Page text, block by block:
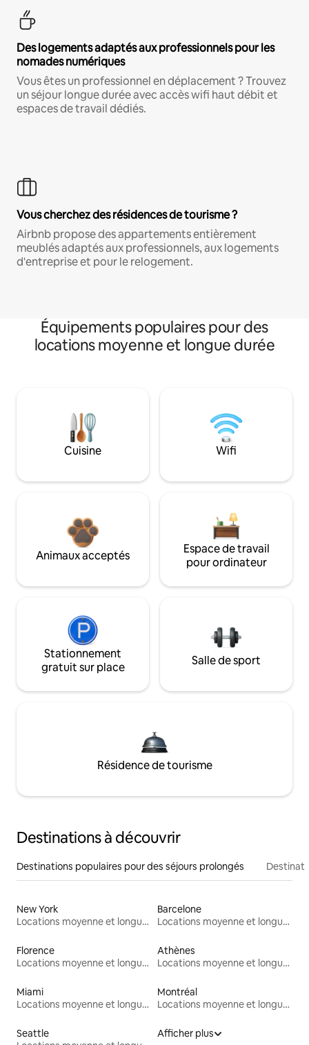
Des logements adaptés aux professionnels pour les
nomades numériques
Vous êtes un professionnel en déplacement ? Trouvez
un séjour longue durée avec accès wifi haut débit et
espaces de travail dédiés.
Vous cherchez des résidences de tourisme ?
Airbnb propose des appartements entièrement
meublés adaptés aux professionnels, aux logements
d'entreprise et pour le relogement.
Équipements populaires pour des
locations moyenne et longue durée
Cuisine Wifi
Animaux acceptés
Espace de travail
pour ordinateur
Stationnement
gratuit sur place
Salle de sport
Résidence de tourisme
Destinations à découvrir
Destinations populaires pour des séjours prolongés
New York
Locations moyenne et longue durée
Barcelone
Locations moyenne et longue durée
Florence
Locations moyenne et longue durée
Athènes
Locations moyenne et longue durée
Miami
Locations moyenne et longue durée
Montréal
Locations moyenne et longue durée
Seattle
Afficher plus